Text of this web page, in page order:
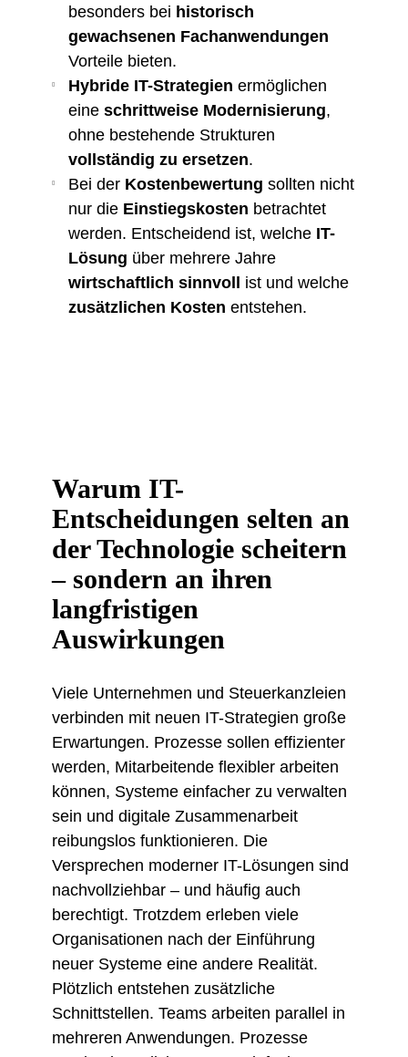
besonders bei historisch
gewachsenen Fachanwendungen
Vorteile bieten.
Hybride IT-Strategien ermöglichen
eine schrittweise Modernisierung,
ohne bestehende Strukturen
vollständig zu ersetzen.
Bei der Kostenbewertung sollten nicht
nur die Einstiegskosten betrachtet
werden. Entscheidend ist, welche IT-
Lösung über mehrere Jahre
wirtschaftlich sinnvoll
ist und welche
zusätzlichen Kosten entstehen.
Warum IT-
Entscheidungen selten an
der Technologie scheitern
– sondern an ihren
langfristigen
Auswirkungen
Viele Unternehmen und Steuerkanzleien
verbinden mit neuen IT-Strategien große
Erwartungen. Prozesse sollen effizienter
werden, Mitarbeitende flexibler arbeiten
können, Systeme einfacher zu verwalten
sein und digitale Zusammenarbeit
reibungslos funktionieren. Die
Versprechen moderner IT-Lösungen sind
nachvollziehbar – und häufig auch
berechtigt. Trotzdem erleben viele
Organisationen nach der Einführung
neuer Systeme eine andere Realität.
Plötzlich entstehen zusätzliche
Schnittstellen. Teams arbeiten parallel in
mehreren Anwendungen. Prozesse